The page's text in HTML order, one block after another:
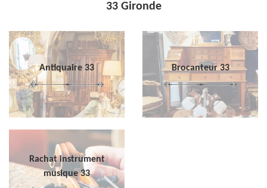
33 Gironde
Antiquaire 33 Brocanteur 33
Rachat instrument
musique 33